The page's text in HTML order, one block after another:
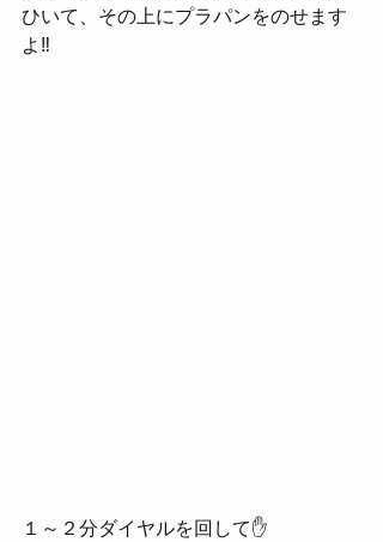
ひいて、その上にプラパンをのせます
よ‼
１～２分ダイヤルを回して✋